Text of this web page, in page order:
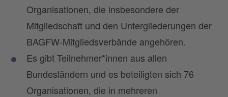
Organisationen, die insbesondere der
Mitgliedschaft und den Untergliederungen der
BAGFW-Mitgliedsverbände angehören.
Es gibt Teilnehmer*innen aus allen
Bundesländern und es beteiligten sich 76
Organisationen, die in mehreren